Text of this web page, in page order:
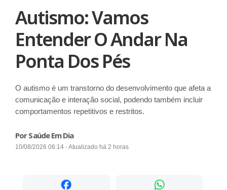
Autismo: Vamos
Entender O Andar Na
Ponta Dos Pés
O autismo é um transtorno do desenvolvimento que afeta a
comunicação e interação social, podendo também incluir
comportamentos repetitivos e restritos.
Por Saúde Em Dia
10/08/2026 06:14 - Atualizado há 2 horas